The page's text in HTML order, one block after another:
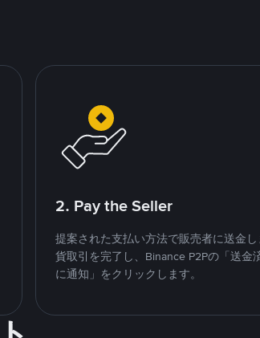
2. Pay the Seller
提案された支払い方法で販売者に送金
貨取引を完了し、Binance P2Pの「送金
に通知」をクリックします。